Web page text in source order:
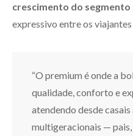
crescimento do segmento
expressivo entre os
“O premium é onde a
qualidade, conforto e
atendendo desde
multigeracionais —